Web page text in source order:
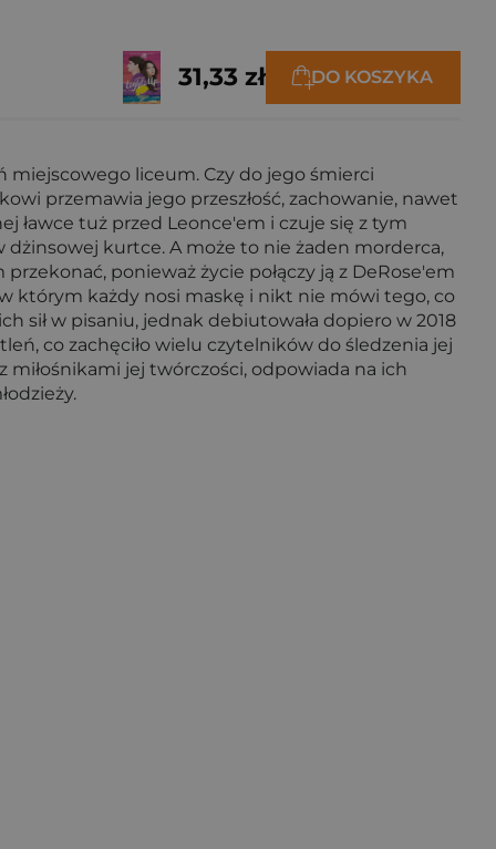
31,33 zł DO KOSZYKA
miejscowego liceum. Czy do jego śmierci
przemawia jego przeszłość, zachowanie, nawet
ławce tuż przed Leonce'em i czuje się z tym
dżinsowej kurtce. A może to nie żaden morderca,
ponieważ życie połączy ją z DeRose'em
którym każdy nosi maskę i nikt nie mówi tego, co
sił w pisaniu, jednak debiutowała dopiero w 2018
co zachęciło wielu czytelników do śledzenia jej
jej twórczości, odpowiada na ich